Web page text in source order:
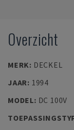
Overzicht
MERK: DECKEL
JAAR: 1994
MODEL: DC 100V